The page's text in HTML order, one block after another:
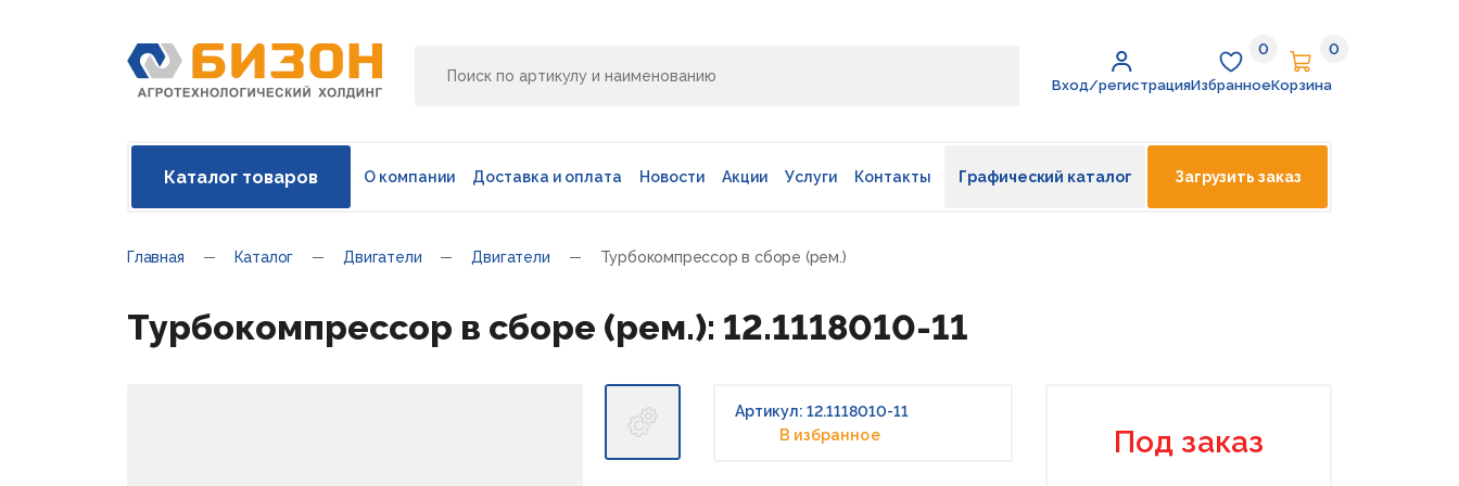
Вход/регистрация
Избранное
0
Избранное
Корзина
0
Корзина
Каталог товаров О компании Доставка и оплата Новости Акции Услуги Контакты Графический каталог Загрузить заказ
Главная Каталог Двигатели Двигатели Турбокомпрессор в сборе (рем.)
Турбокомпрессор в сборе (рем.): 12.1118010-11
Артикул: 12.1118010-11
В избранное
Под заказ